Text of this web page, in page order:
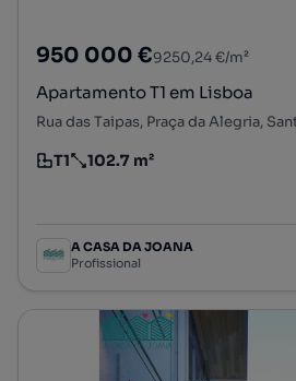
950 000 €9250,24 €/m²
Apartamento T1 em Lisboa
Tipologia
T1
Preço por metro quadrado
102.7 m²
A CASA DA JOANA
Profissional